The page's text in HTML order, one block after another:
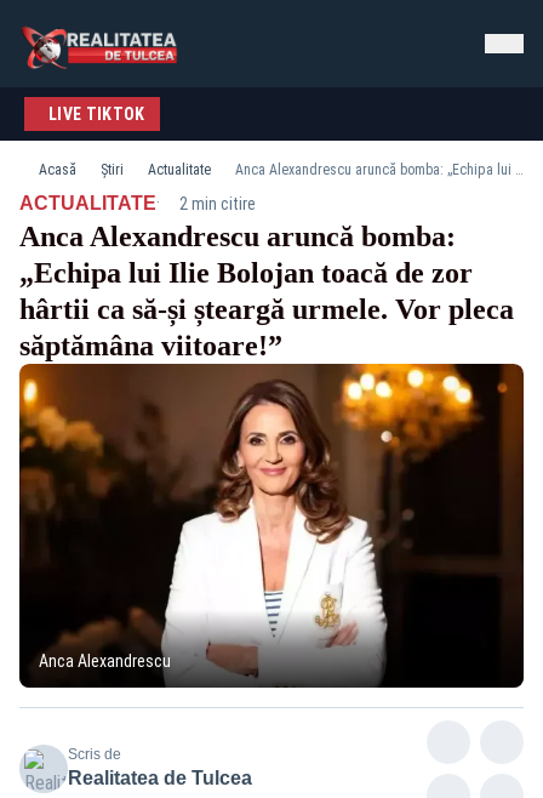
LIVE TIKTOK
Acasă Știri Actualitate Anca Alexandrescu aruncă bomba: „Echipa lui Ilie Bolojan toacă de zor hârtii ca să-și șteargă urmele. Vor pleca săptămâna viitoare!”
ACTUALITATE· 2 min citire
Anca Alexandrescu aruncă bomba:
„Echipa lui Ilie Bolojan toacă de zor
hârtii ca să-și șteargă urmele. Vor pleca
săptămâna viitoare!”
Anca Alexandrescu
Scris de
Realitatea de Tulcea